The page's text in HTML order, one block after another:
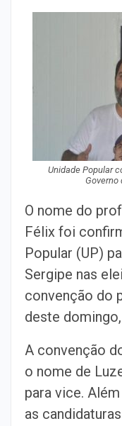
Unidade Popular
Governo
O nome do
Félix foi
Popular (UP)
Sergipe nas
convenção do
deste
A convenção
o nome de
para vice.
as